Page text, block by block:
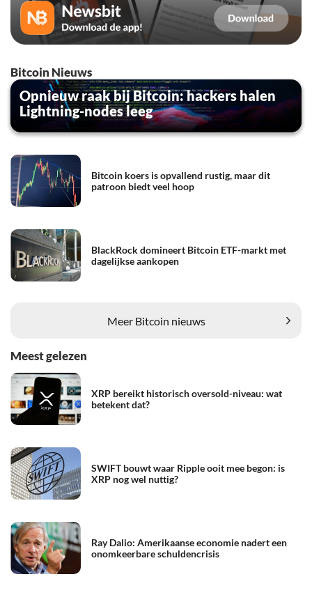
Bitcoin Nieuws
Opnieuw raak bij Bitcoin: hackers halen
Lightning-nodes leeg
Bitcoin koers is opvallend rustig, maar dit
patroon biedt veel hoop
BlackRock domineert Bitcoin ETF-markt met
dagelijkse aankopen
Meer Bitcoin nieuws
Meest gelezen
XRP bereikt historisch oversold-niveau: wat
betekent dat?
SWIFT bouwt waar Ripple ooit mee begon: is
XRP nog wel nuttig?
Ray Dalio: Amerikaanse economie nadert een
onomkeerbare schuldencrisis